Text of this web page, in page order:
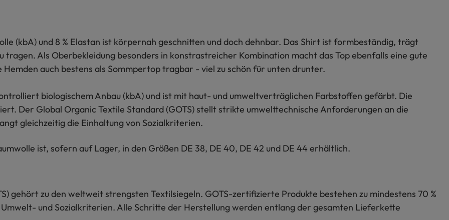
(kbA) und 8 % Elastan ist körpernah geschnitten und doch dehnbar. Das Shirt ist formbeständig, trägt
tragen. Als Oberbekleidung besonders in konstrastreicher Kombination macht das Top ebenfalls eine gute
auch bestens als Sommpertop tragbar - viel zu schön für unten drunter.
biologischem Anbau (kbA) und ist mit haut- und umweltverträglichen Farbstoffen gefärbt. Die
Der Global Organic Textile Standard (GOTS) stellt strikte umwelttechnische Anforderungen an die
gleichzeitig die Einhaltung von Sozialkriterien.
ist, sofern auf Lager, in den Größen DE 38, DE 40, DE 42 und DE 44 erhältlich.
gehört zu den weltweit strengsten Textilsiegeln. GOTS-zertifizierte Produkte bestehen zu mindestens 70 %
und Sozialkriterien. Alle Schritte der Herstellung werden entlang der gesamten Lieferkette